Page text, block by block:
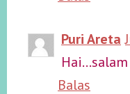
Puri Areta
Balas